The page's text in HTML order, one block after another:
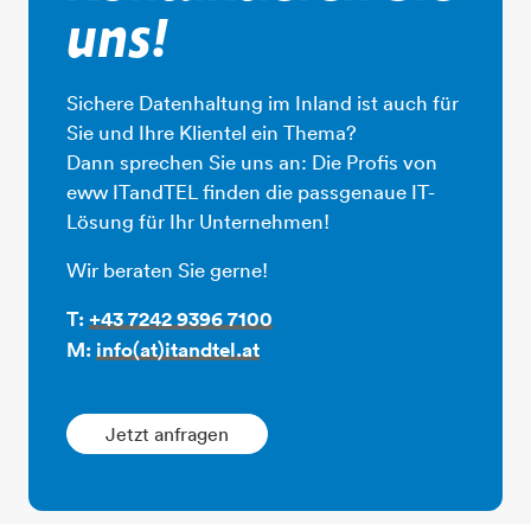
uns!
Sichere Datenhaltung im Inland ist auch für
Sie und Ihre Klientel ein Thema?
Dann sprechen Sie uns an: Die Profis von
eww ITandTEL finden die passgenaue IT-
Lösung für Ihr Unternehmen!
Wir beraten Sie gerne!
T:+43 7242 9396 7100​​​​​​​
M:info(at)itandtel.at
Jetzt anfragen